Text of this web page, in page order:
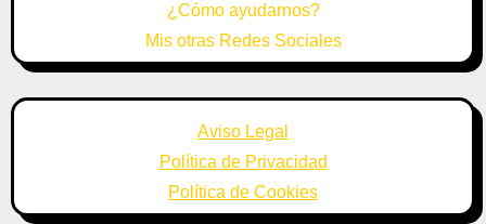
¿Cómo ayudarnos?
Mis otras Redes Sociales
Aviso Legal
Política de Privacidad
Política de Cookies